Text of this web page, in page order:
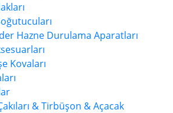
Hazne Durulama Aparatları
Kovaları
& Tirbüşon & Açacak